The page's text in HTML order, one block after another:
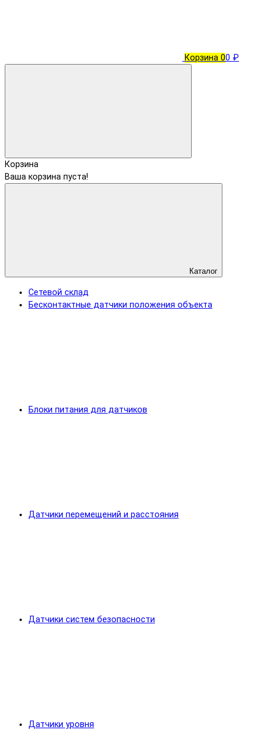
Корзина 00 ₽
Корзина
Ваша корзина пуста!
Каталог
Сетевой склад
Бесконтактные датчики положения объекта
Блоки питания для датчиков
Датчики перемещений и расстояния
Датчики систем безопасности
Датчики уровня